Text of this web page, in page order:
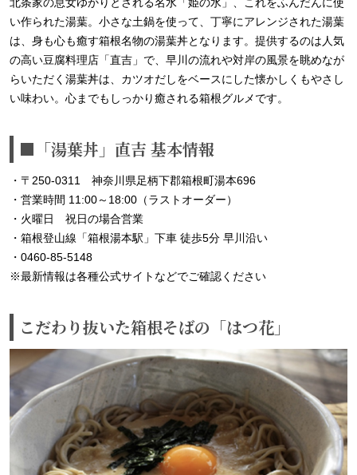
北条家の息女ゆかりとされる名水「姫の水」、これをふんだんに使
い作られた湯葉。小さな土鍋を使って、丁寧にアレンジされた湯葉
は、身も心も癒す箱根名物の湯葉丼となります。提供するのは人気
の高い豆腐料理店「直吉」で、早川の流れや対岸の風景を眺めなが
らいただく湯葉丼は、カツオだしをベースにした懐かしくもやさし
い味わい。心までもしっかり癒される箱根グルメです。
■「湯葉丼」直吉 基本情報
・〒250-0311 神奈川県足柄下郡箱根町湯本696
・営業時間 11:00～18:00（ラストオーダー）
・火曜日 祝日の場合営業
・箱根登山線「箱根湯本駅」下車 徒歩5分 早川沿い
・0460-85-5148
※最新情報は各種公式サイトなどでご確認ください
こだわり抜いた箱根そばの「はつ花」